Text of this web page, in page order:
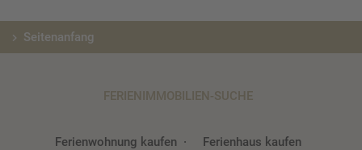
Seitenanfang
FERIENIMMOBILIEN-SUCHE
Ferienwohnung kaufen Ferienhaus kaufen